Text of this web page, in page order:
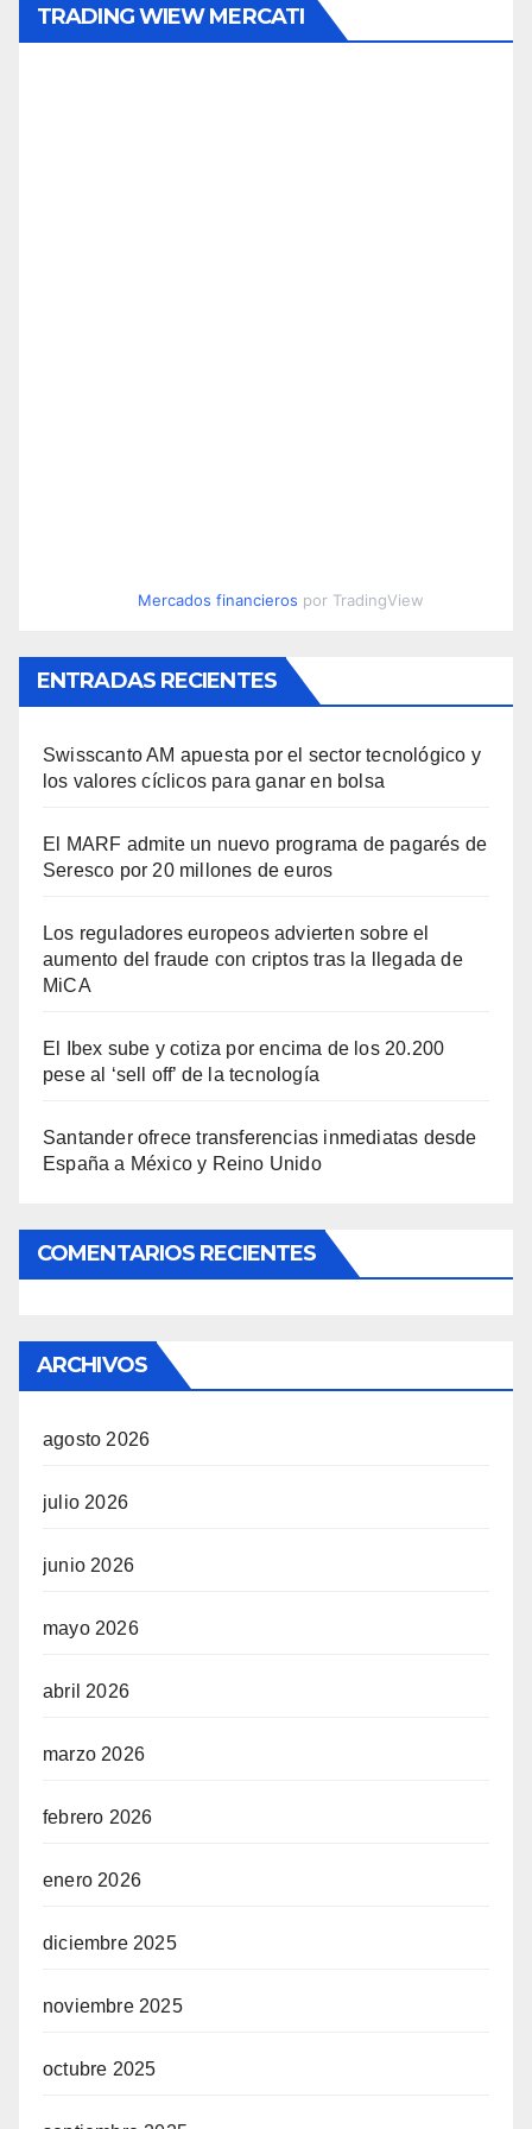
TRADING WIEW MERCATI
Mercados financieros por TradingView
ENTRADAS RECIENTES
Swisscanto AM apuesta por el sector tecnológico y
los valores cíclicos para ganar en bolsa
El MARF admite un nuevo programa de pagarés de
Seresco por 20 millones de euros
Los reguladores europeos advierten sobre el
aumento del fraude con criptos tras la llegada de
MiCA
El Ibex sube y cotiza por encima de los 20.200
pese al ‘sell off’ de la tecnología
Santander ofrece transferencias inmediatas desde
España a México y Reino Unido
COMENTARIOS RECIENTES
ARCHIVOS
agosto 2026
julio 2026
junio 2026
mayo 2026
abril 2026
marzo 2026
febrero 2026
enero 2026
diciembre 2025
noviembre 2025
octubre 2025